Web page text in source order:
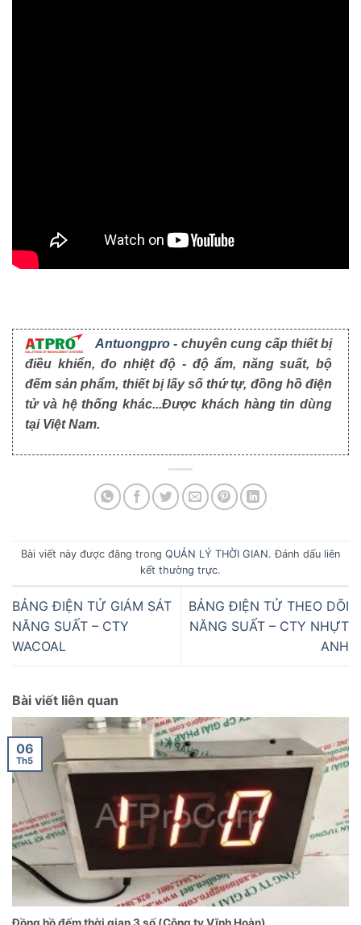
Antuongpro - chuyên cung cấp thiết bị
điều khiển, đo nhiệt độ - độ ẩm, năng suất, bộ
đếm sản phẩm, thiết bị lấy số thứ tự, đồng hồ điện
tử và hệ thống khác...Được khách hàng tin dùng
tại Việt Nam.
Bài viết này được đăng trong QUẢN LÝ THỜI GIAN. Đánh dấu liên
kết thường trực.
BẢNG ĐIỆN TỬ GIÁM SÁT
NĂNG SUẤT – CTY
WACOAL
BẢNG ĐIỆN TỬ THEO DÕI
NĂNG SUẤT – CTY NHỰT
ANH
Bài viết liên quan
06
Th5